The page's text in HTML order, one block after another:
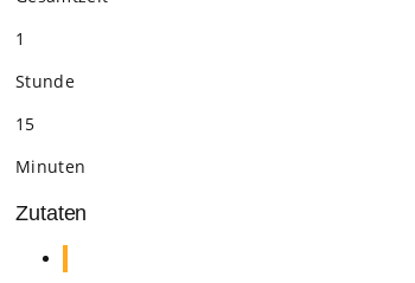
1
Stunde
15
Minu­ten
Zutaten